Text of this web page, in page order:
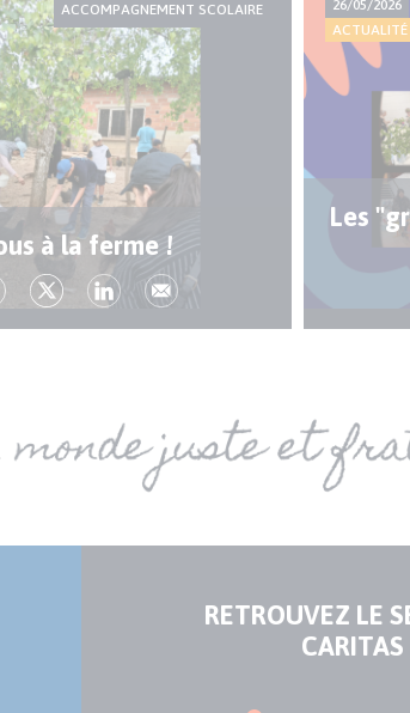
ACCOMPAGNEMENT SCOLAIRE
à la ferme !
26/05/2026
ACTUALITÉ
Les
RETROUVEZ LE
CARITAS